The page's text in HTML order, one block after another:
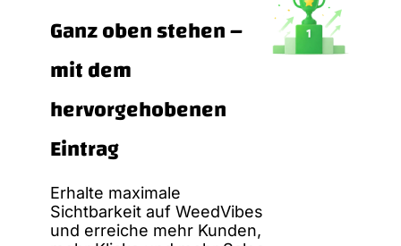
Ganz oben stehen –
mit dem
hervorgehobenen
Eintrag
Erhalte maximale
Sichtbarkeit auf WeedVibes
und erreiche mehr Kunden,